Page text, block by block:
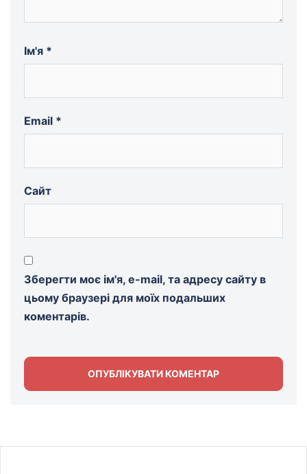
Ім'я *
Email *
Сайт
Зберегти моє ім'я, e-mail, та адресу сайту в
цьому браузері для моїх подальших
коментарів.